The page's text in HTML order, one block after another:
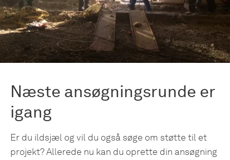
Næste ansøgningsrunde er
igang
Er du ildsjæl og vil du også søge om støtte til et
projekt? Allerede nu kan du oprette din ansøgning